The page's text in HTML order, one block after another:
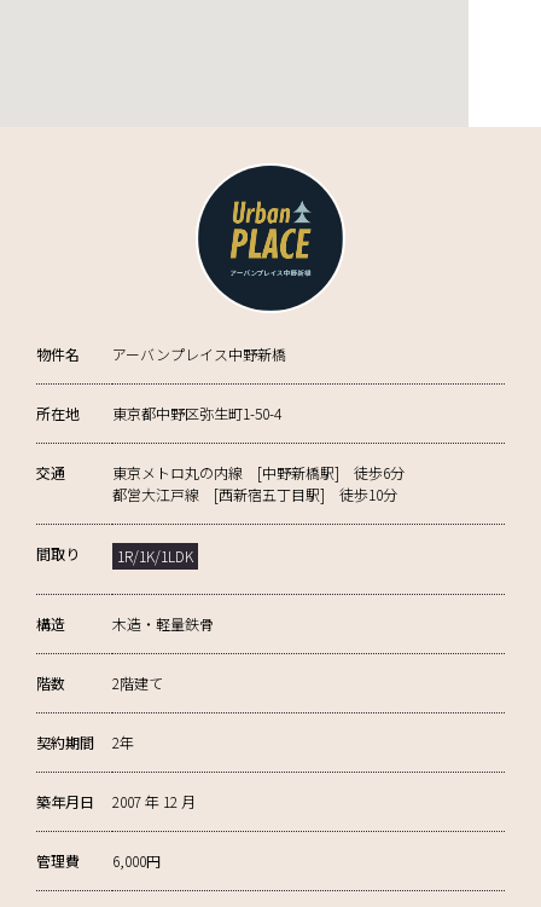
物件名 アーバンプレイス中野新橋
所在地 東京都中野区弥生町1-50-4
交通
東京メトロ丸の内線 [中野新橋駅] 徒歩6分
都営大江戸線 [西新宿五丁目駅] 徒歩10分
間取り 1R/1K/1LDK
構造 木造・軽量鉄骨
階数 2階建て
契約期間 2年
築年月日 2007 年 12 月
管理費 6,000円